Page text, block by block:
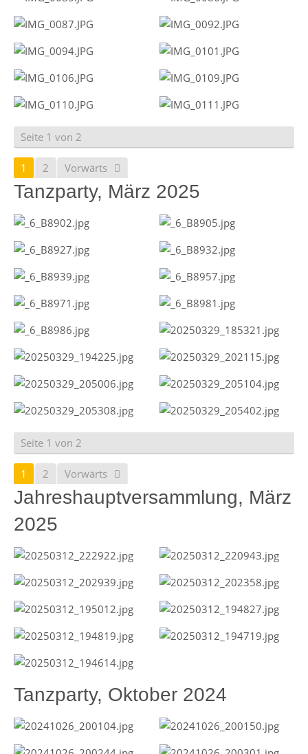
Seite 1 von 2
1 2 Vorwärts
Tanzparty, März 2025
Seite 1 von 2
1 2 Vorwärts
Jahreshauptversammlung, März
2025
Tanzparty, Oktober 2024